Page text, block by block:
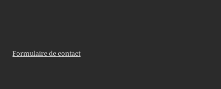
Formulaire de contact